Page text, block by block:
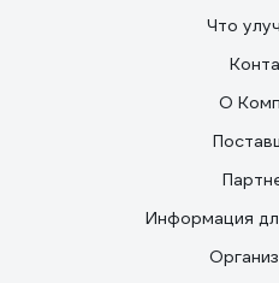
Что
О
Информация